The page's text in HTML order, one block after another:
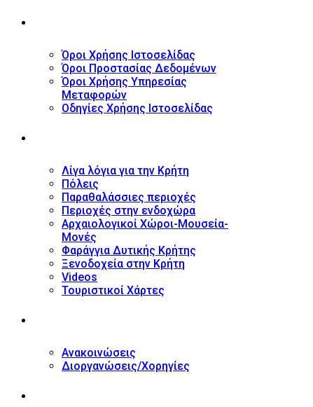
Όροι Χρήσης Ιστοσελίδας
Όροι Προστασίας Δεδομένων
Όροι Χρήσης Υπηρεσίας
Μεταφορών
Οδηγίες Χρήσης Ιστοσελίδας
Λίγα λόγια για την Κρήτη
Πόλεις
Παραθαλάσσιες περιοχές
Περιοχές στην ενδοχώρα
Αρχαιολογικοί Χώροι-Μουσεία-
Μονές
Φαράγγια Δυτικής Κρήτης
Ξενοδοχεία στην Κρήτη
Videos
Τουριστικοί Χάρτες
Ανακοινώσεις
Διοργανώσεις/Χορηγίες